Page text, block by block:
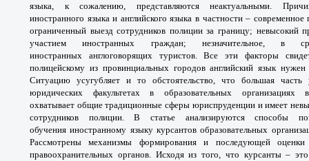
языка, к сожалению, представляются неактуальными.
иностранного языка и английского языка в частности – современное
ограниченный выезд сотрудников полиции за границу; невысокий
участиеминостранных граждан; незначительное, в
иностранных англоговорящих туристов.Все эти факторы
полицейскому из провинциальных городов английский язык
Ситуацию усугубляет и то обстоятельство, что большая
юридических факультетах в образовательных организациях
охватывает общие традиционные сферы юриспруденции иимеет
сотрудников полиции.В статье анализируются способы
обученияиностранному языку курсантов образовательных
Рассмотрены механизмы формирования и последующей
правоохранительных органов. Исходя из того, что курсанты –